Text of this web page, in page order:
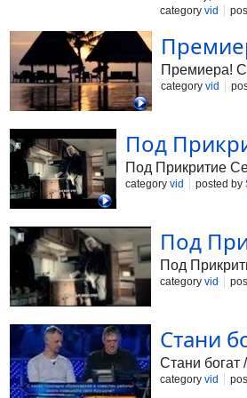
известно,
някъде на
му е казал
category vid
Премиера!
category vid
Под
Под Прикритие
category vid posted by
Под
Под
category vid
Стани
Стани богат
category vid